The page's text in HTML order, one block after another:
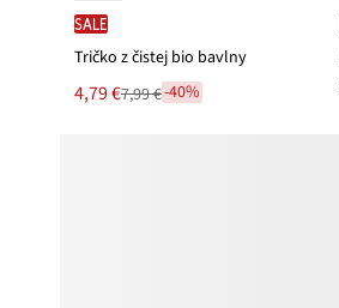
SALE
Tričko z čistej bio bavlny
Nová
cena
4,79 €
Zľava 7,99 €-40%